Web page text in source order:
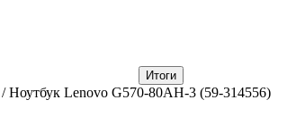
/ Ноутбук Lenovo G570-80AH-3 (59-314556)